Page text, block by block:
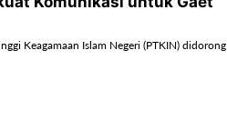
Keagamaan Islam Negeri (PTKIN) didorong